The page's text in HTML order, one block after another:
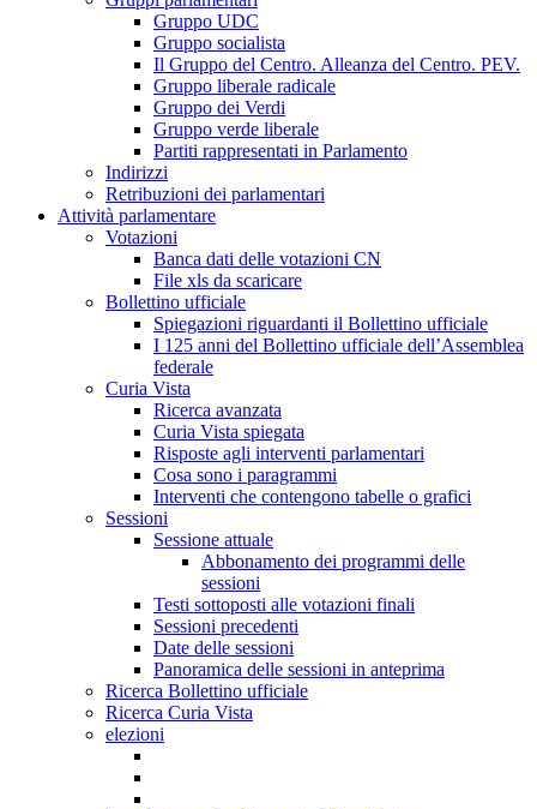
Gruppo UDC
Gruppo socialista
Il Gruppo del Centro. Alleanza del Centro. PEV.
Gruppo liberale radicale
Gruppo dei Verdi
Gruppo verde liberale
Partiti rappresentati in Parlamento
Indirizzi
Retribuzioni dei parlamentari
Attività parlamentare
Votazioni
Banca dati delle votazioni CN
File xls da scaricare
Bollettino ufficiale
Spiegazioni riguardanti il Bollettino ufficiale
I 125 anni del Bollettino ufficiale dell’Assemblea
federale
Curia Vista
Ricerca avanzata
Curia Vista spiegata
Risposte agli interventi parlamentari
Cosa sono i paragrammi
Interventi che contengono tabelle o grafici
Sessioni
Sessione attuale
Abbonamento dei programmi delle
sessioni
Testi sottoposti alle votazioni finali
Sessioni precedenti
Date delle sessioni
Panoramica delle sessioni in anteprima
Ricerca Bollettino ufficiale
Ricerca Curia Vista
elezioni